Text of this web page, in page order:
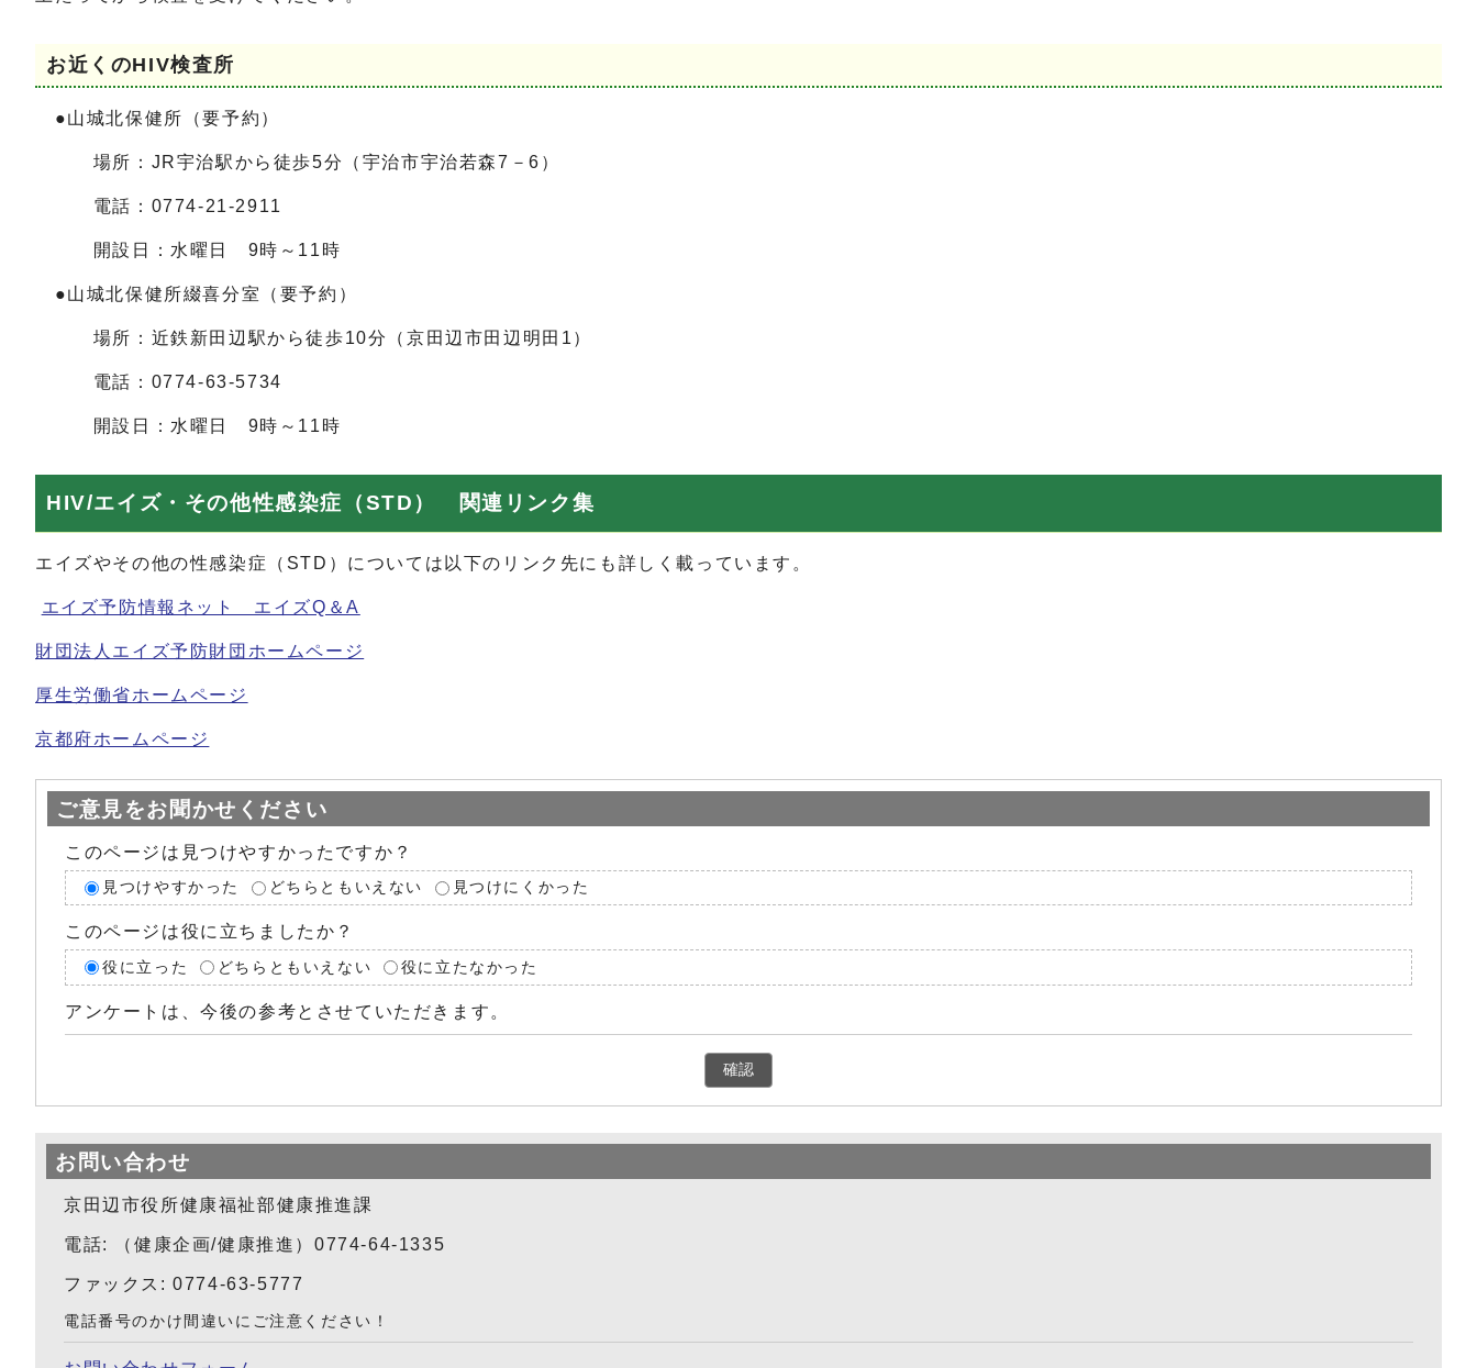
お近くのHIV検査所
●山城北保健所（要予約）
場所：JR宇治駅から徒歩5分（宇治市宇治若森7－6）
電話：0774-21-2911
開設日：水曜日 9時～11時
●山城北保健所綴喜分室（要予約）
場所：近鉄新田辺駅から徒歩10分（京田辺市田辺明田1）
電話：0774-63-5734
開設日：水曜日 9時～11時
HIV/エイズ・その他性感染症（STD） 関連リンク集
エイズやその他の性感染症（STD）については以下のリンク先にも詳しく載っています。
エイズ予防情報ネット エイズQ＆A
財団法人エイズ予防財団ホームページ
厚生労働省ホームページ
京都府ホームページ
ご意見をお聞かせください
このページは見つけやすかったですか？
見つけやすかった どちらともいえない 見つけにくかった
このページは役に立ちましたか？
役に立った どちらともいえない 役に立たなかった
アンケートは、今後の参考とさせていただきます。
確認
お問い合わせ
京田辺市役所健康福祉部健康推進課
電話: （健康企画/健康推進）0774-64-1335
ファックス: 0774-63-5777
電話番号のかけ間違いにご注意ください！